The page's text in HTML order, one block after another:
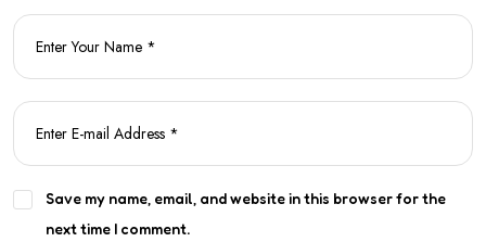
Save my name, email, and website in this browser for the
next time I comment.